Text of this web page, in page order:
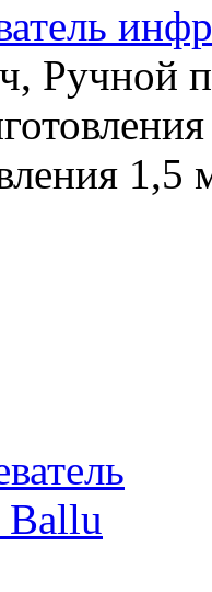
Ручной
1,5